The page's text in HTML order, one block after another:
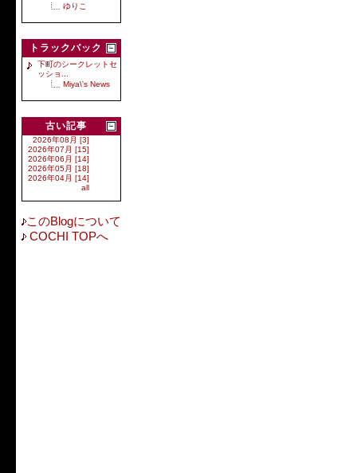
ゆりこ
トラックバック
下町のシークレットセ
ッショ...
Miya\'s News
古い記事
2026年08月 [3]
2026年07月 [15]
2026年06月 [14]
2026年05月 [18]
2026年04月 [14]
all
このBlogについて
COCHI TOPへ